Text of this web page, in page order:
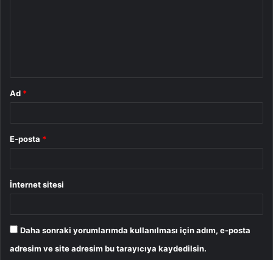
Ad *
E-posta *
İnternet sitesi
Daha sonraki yorumlarımda kullanılması için adım, e-posta
adresim ve site adresim bu tarayıcıya kaydedilsin.